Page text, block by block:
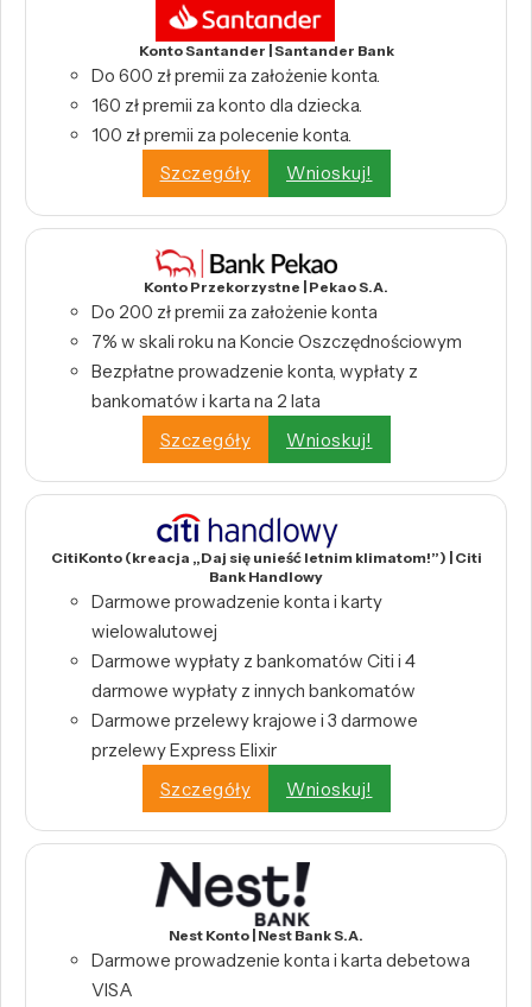
Konto Santander | Santander Bank
Do 600 zł premii za założenie konta.
160 zł premii za konto dla dziecka.
100 zł premii za polecenie konta.
Szczegóły
Wnioskuj!
Konto Przekorzystne | Pekao S.A.
Do 200 zł premii za założenie konta
7% w skali roku na Koncie Oszczędnościowym
Bezpłatne prowadzenie konta, wypłaty z
bankomatów i karta na 2 lata
Szczegóły
Wnioskuj!
CitiKonto (kreacja „Daj się unieść letnim klimatom!”) | Citi
Bank Handlowy
Darmowe prowadzenie konta i karty
wielowalutowej
Darmowe wypłaty z bankomatów Citi i 4
darmowe wypłaty z innych bankomatów
Darmowe przelewy krajowe i 3 darmowe
przelewy Express Elixir
Szczegóły
Wnioskuj!
Nest Konto | Nest Bank S.A.
Darmowe prowadzenie konta i karta debetowa
VISA